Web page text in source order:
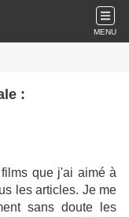
MENU
:
que j'ai aimé à
les articles. Je me
sans doute les